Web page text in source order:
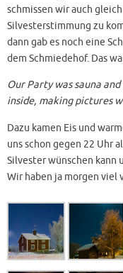
schmissen wir auch
Silvesterstimmung zu
dann gab es noch eine
dem Schmiedehof. Das
Our Party was sauna
inside, making pictures
Dazu kamen Eis und
uns schon gegen 22 Uhr
Silvester wünschen kann
Wir haben ja morgen